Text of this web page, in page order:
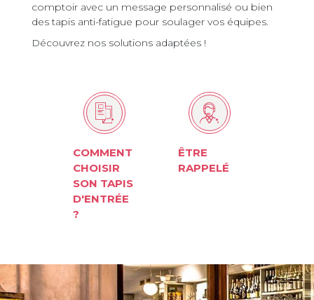
comptoir avec un message personnalisé ou bien
des tapis anti-fatigue pour soulager vos équipes.
Découvrez nos solutions adaptées !
COMMENT
CHOISIR
SON TAPIS
D'ENTRÉE
?
ÊTRE
RAPPELÉ